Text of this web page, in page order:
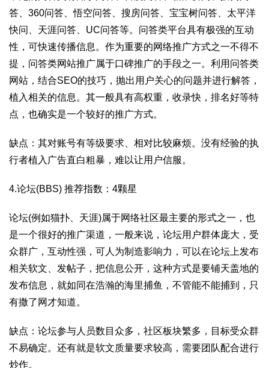
答、360问答、悟空问答、搜房问答、宝宝树问答、太平洋
快问、天涯问答、UC问答等。问答类平台具有极强的互动
性，可快速传播信息。作为重要的网络推广方式之一不得不
提，问答类网站推广属于口碑推广的手段之一。利用问答类
网站，结合SEO的技巧，抛出用户关心的问题并进行解答，
植入相关的信息。其一般具有高权重，收录快，排名好等特
点，也确实是一个较好的推广方式。
缺点：其对账号有等级要求、相对比较麻烦。没有经验的执
行者植入广告直白粗暴，难以让用户信服。
4.论坛(BBS) 推荐指数：4颗星
论坛(例如猫扑、天涯)属于网络社区最主要的形式之一，也
是一个很好的推广渠道，一般来说，论坛用户群体庞大，受
众群广，互动性强，可人为制造影响力，可以在论坛上发布
相关软文、发帖子，把信息公开，这种方式是要铺天盖地的
发布信息，就如同在浩瀚的海里捕鱼，不管能不能捕到，只
有撒了网才知道。
缺点：论坛参与人员数目众多，社区板块繁多，目标受众群
不易确定。还有就是软文质量要求较高，需要团队配合进行
炒作。